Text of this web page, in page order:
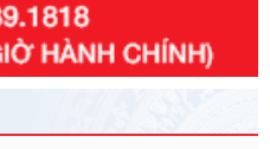
CP của Chính phủ: Quy
gia giai đoạn 2026 - 2030